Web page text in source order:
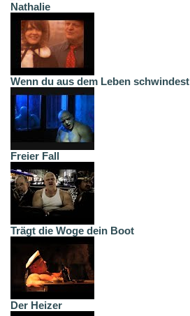
Nathalie
Wenn du aus dem Leben schwindest
Freier Fall
Trägt die Woge dein Boot
Der Heizer